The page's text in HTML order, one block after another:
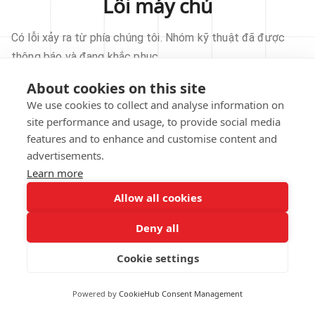
About cookies on this site
We use cookies to collect and analyse information on
site performance and usage, to provide social media
features and to enhance and customise content and
advertisements.
Learn more
Allow all cookies
Deny all
Cookie settings
Powered by CookieHub Consent Management
Lỗi máy chủ
Có lỗi xảy ra từ phía chúng tôi. Nhóm kỹ thuật đã được
thông báo và đang khắc phục.
THỬ LẠI
VỀ TRANG CHỦ
notified.